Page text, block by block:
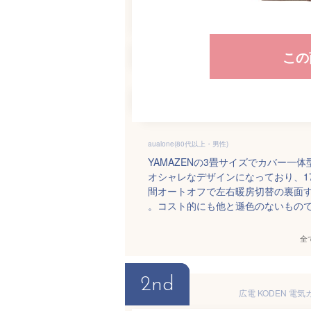
こ
aualone(80代以上・男性)
YAMAZENの3畳サイズでカバー一
オシャレなデザインになっており、
間オートオフで左右暖房切替の裏面
。コスト的にも他と遜色のないもの
全
2nd 広電 KODEN 電気